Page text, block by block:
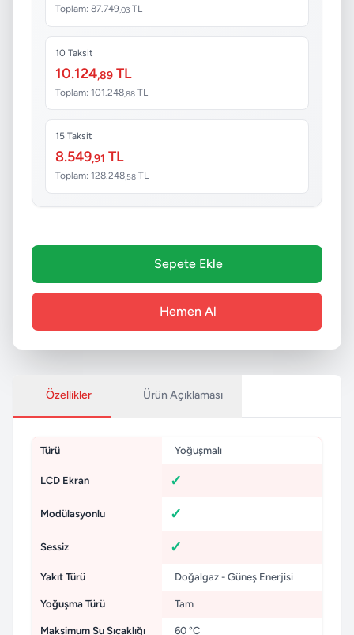
Toplam: 87.749,03 TL
10 Taksit
10.124,89 TL
Toplam: 101.248,88 TL
15 Taksit
8.549,91 TL
Toplam: 128.248,58 TL
Sepete Ekle
Hemen Al
Özellikler Ürün Açıklaması
Türü Yoğuşmalı
LCD Ekran
Modülasyonlu
Sessiz
Yakıt Türü Doğalgaz - Güneş Enerjisi
Yoğuşma Türü Tam
Maksimum Su Sıcaklığı 60 °C